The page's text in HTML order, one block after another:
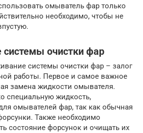
омыватель фар только
необходимо, чтобы не
очистки фар
системы очистки фар – залог
работы. Первое и самое важное
замена жидкости омывателя.
специальную жидкость,
омывателей фар, так как обычная
Также необходимо
состояние форсунок и очищать их